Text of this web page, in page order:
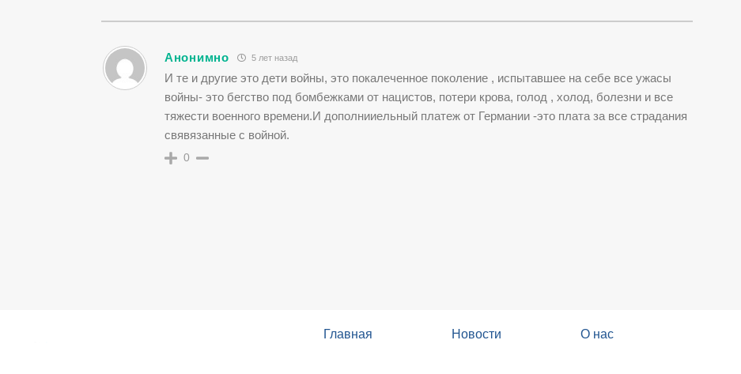
Анонимно 5 лет назад
И те и другие это дети войны, это покалеченное поколение , испытавшее на себе все ужасы
войны- это бегство под бомбежками от нацистов, потери крова, голод , холод, болезни и все
тяжести военного времени.И дополнииельный платеж от Германии -это плата за все страдания
свявязанные с войной.
0
Главная Новости О нас